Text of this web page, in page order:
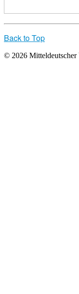
Back to Top
© 2026 Mitteldeutscher